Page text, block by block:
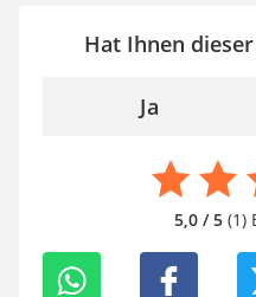
Hat Ihnen
Ja
5,0 / 5(1)